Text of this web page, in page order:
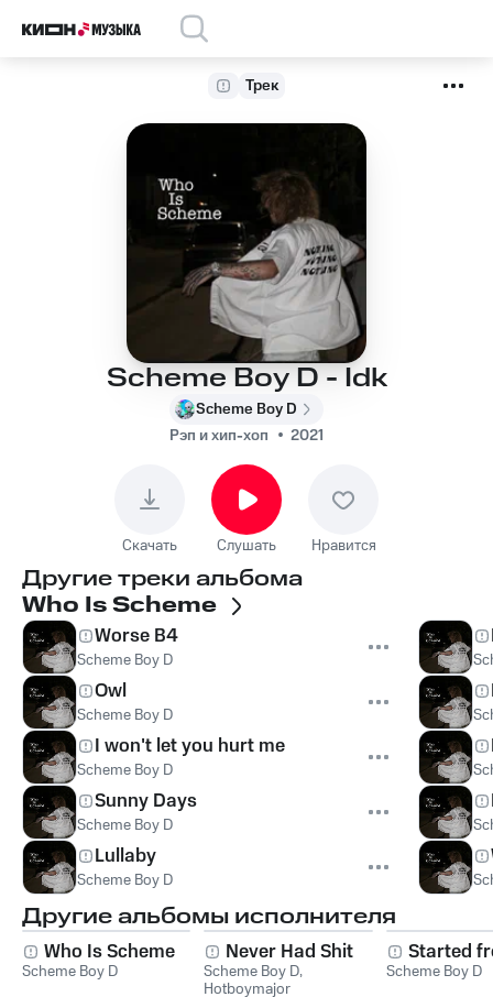
Трек
Scheme Boy D - Idk
Scheme Boy D
Рэп и хип-хоп
2021
Скачать Слушать Нравится
Другие треки альбома
Who Is Scheme
Worse B4
Scheme Boy D
Owl
Scheme Boy D
I won't let you hurt me
Scheme Boy D
Sunny Days
Scheme Boy D
Lullaby
Scheme Boy D
Другие альбомы исполнителя
Who Is Scheme
Scheme Boy D
Never Had Shit
Scheme Boy D,
Hotboymajor
Started
Scheme Boy D